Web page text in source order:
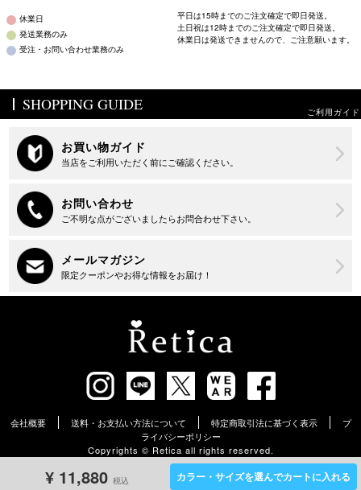
¥ 11,880 カラー・サイズを選んでカートに入れる
休業日
発送業務のみ
受注・お問い合わせ業務のみ
平日は15時までのご注文確定で即日発送。
土日祝は12時までのご注文確定で即日発送。
休業日は発送できませんので、ご注意願います。
SHOPPING GUIDE ご利用ガイド
会社概要 送料・お支払い方法について 特定商取引法に基づく表示
プ
ライバシーポリシー
Copyrights ©︎ Retica all rights reserved.